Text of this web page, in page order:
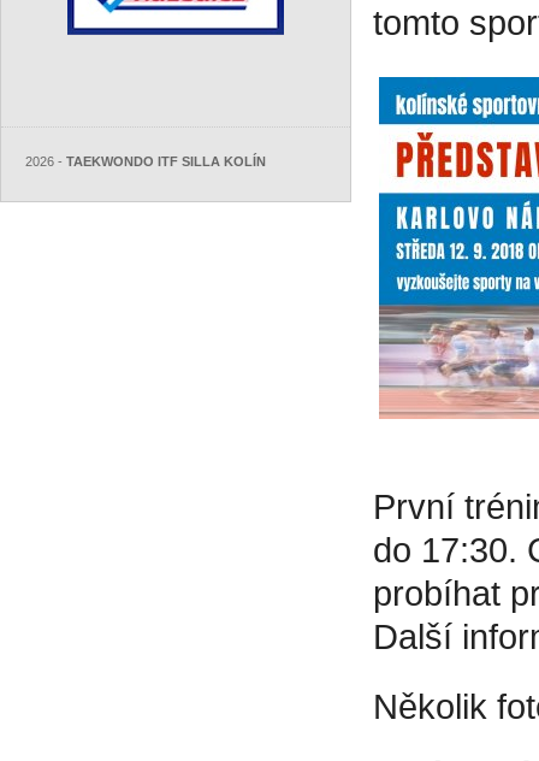
2026 - TAEKWONDO ITF SILLA KOLÍN
tomto
První
do 17:30.
probíhat
Další
Několik